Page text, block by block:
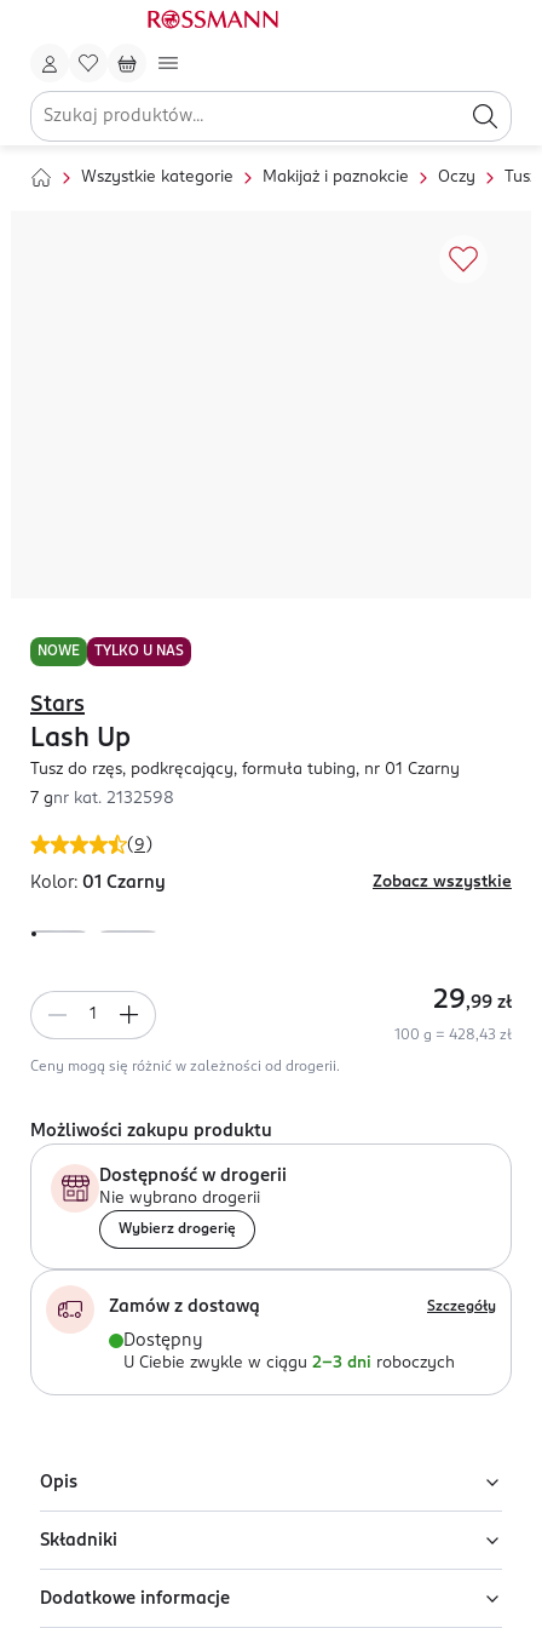
Wszystkie kategorie Makijaż i paznokcie Oczy
NOWE TYLKO U NAS
(9 )
Stars
Lash Up
Tusz do rzęs, podkręcający, formuła tubing, nr 01 Czarny
7 gnr kat. 2132598
Kolor: 01 Czarny Zobacz wszystkie
29,99 zł
100 g = 428,43 zł
Ceny mogą się różnić w zależności od drogerii.
Możliwości zakupu produktu
Dostępność w drogerii
Nie wybrano drogerii
Wybierz drogerię
Zamów z dostawą Szczegóły
Dostępny
U Ciebie zwykle w ciągu 2-3 dni roboczych
Opis
Tusz podkręcający rzęsy Stars Lash Up
Mascara
Składniki
Ingredients: : AQUA, ACRYLATES/ETHYLHEXYL ACRYLATE
Dodatkowe informacje